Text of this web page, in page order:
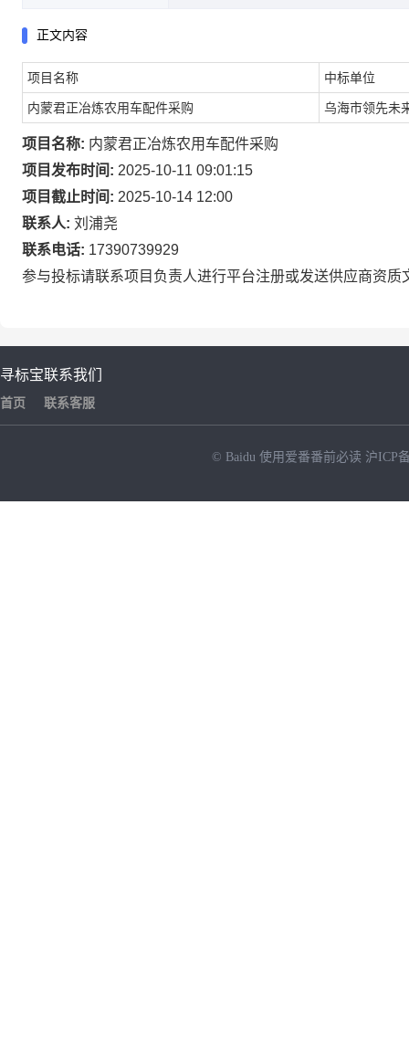
正文内容
项目名称 中标单位
内蒙君正冶炼农用车配件采购 乌海市领先未
项目名称: 内蒙君正冶炼农用车配件采购
项目发布时间: 2025-10-11 09:01:15
项目截止时间: 2025-10-14 12:00
联系人: 刘浦尧
联系电话: 17390739929
参与投标请联系项目负责人进行平台注册或发送供应商资质
寻标宝
首页
联系我们
联系客服
© Baidu 使用爱番番前必读 沪ICP